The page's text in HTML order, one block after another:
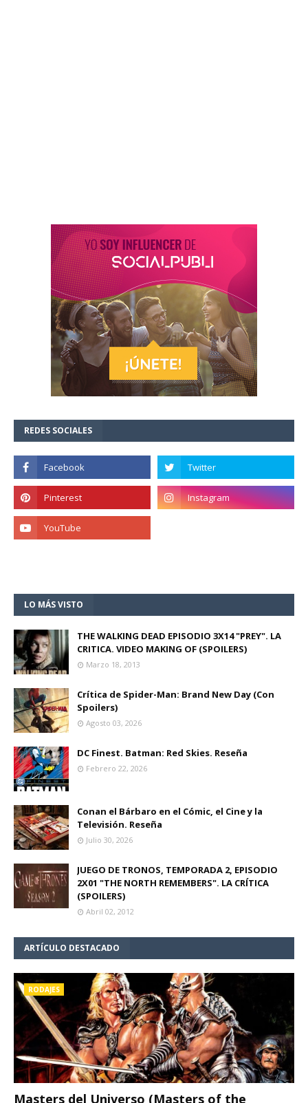
REDES SOCIALES
LO MÁS VISTO
THE WALKING DEAD EPISODIO 3X14 "PREY". LA
CRITICA. VIDEO MAKING OF (SPOILERS)
Marzo 18, 2013
Crítica de Spider-Man: Brand New Day (Con
Spoilers)
Agosto 03, 2026
DC Finest. Batman: Red Skies. Reseña
Febrero 22, 2026
Conan el Bárbaro en el Cómic, el Cine y la
Televisión. Reseña
Julio 30, 2026
JUEGO DE TRONOS, TEMPORADA 2, EPISODIO
2X01 "THE NORTH REMEMBERS". LA CRÍTICA
(SPOILERS)
Abril 02, 2012
ARTÍCULO DESTACADO
RODAJES
Masters del Universo (Masters of the